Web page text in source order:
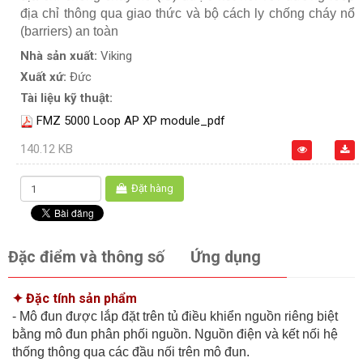
địa chỉ thông qua giao thức và bộ cách ly chống cháy nổ
(barriers) an toàn
Nhà sản xuất: Viking
Xuất xứ: Đức
Tài liệu kỹ thuật:
FMZ 5000 Loop AP XP module_pdf
140.12 KB
Đặt hàng
Đặc điểm và thông số Ứng dụng
✦ Đặc tính sản phẩm
- Mô đun được lắp đặt trên tủ điều khiển nguồn riêng biệt
bằng mô đun phân phối nguồn. Nguồn điện và kết nối hệ
thống thông qua các đầu nối trên mô đun.